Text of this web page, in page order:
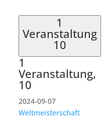
1
Veranstaltung
10
1
Veranstaltung,
10
2024-09-07
Weltmeisterschaft